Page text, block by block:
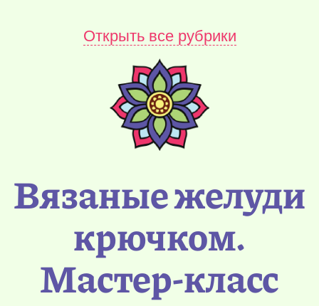
Открыть все рубрики
Вязаные желуди
крючком.
Мастер-класс